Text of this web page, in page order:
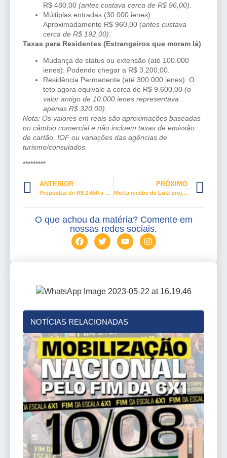
R$ 480,00 (antes custava cerca de R$ 96,00)
Múltiplas entradas (30.000 ienes):
Aproximadamente R$ 960,00 (antes custava
cerca de R$ 192,00)
Taxas para Residentes (Estrangeiros que moram lá)
Mudança de status ou extensão (até 100.000
ienes): Podendo chegar a R$ 3.200,00.
Residência Permanente (até 300.000 ienes): O
teto agora equivale a cerca de R$ 9.600,00 (o
valor antigo de 10.000 ienes representava
apenas R$ 320,00)
Nota: Os valores em reais são aproximações baseadas
no câmbio comercial e não incluem taxas de emissão
de cartão, IOF ou variações das agências de
turismo/consulados.
*********
ANTERIOR
Propostas de R$ 2.450 a R$ 3.200 para jornadas de até 40 horas semanais
PRÓXIMO
Motta recebe de Lula projeto do governo sobre aumento do limite do MEI
O que achou da matéria? Comente em
nossas redes sociais.
NOTÍCIAS RELACIONADAS